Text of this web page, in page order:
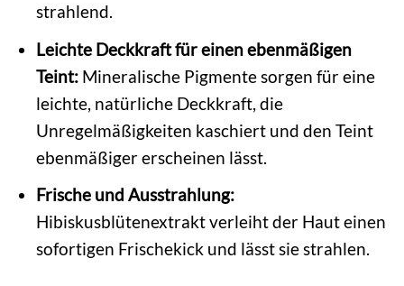
strahlend.
Leichte Deckkraft für einen ebenmäßigen
Teint:Mineralische Pigmente sorgen für eine
leichte, natürliche Deckkraft, die
Unregelmäßigkeiten kaschiert und den Teint
ebenmäßiger erscheinen lässt.
Frische und Ausstrahlung:
Hibiskusblütenextrakt verleiht der Haut einen
sofortigen Frischekick und lässt sie strahlen.